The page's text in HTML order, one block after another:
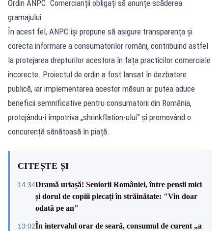
Ordin ANPC. Comercianții obligați să anunțe scăderea
gramajului
În acest fel, ANPC își propune să asigure transparența și
corecta informare a consumatorilor români, contribuind astfel
la protejarea drepturilor acestora în fața practicilor comerciale
incorecte. Proiectul de ordin a fost lansat în dezbatere
publică, iar implementarea acestor măsuri ar putea aduce
beneficii semnificative pentru consumatorii din România,
protejându-i împotriva „shrinkflation-ului” și promovând o
concurență sănătoasă în piață.
CITEȘTE ȘI
14:34Dramă uriașă! Seniorii României, între pensii mici
și dorul de copiii plecați în străinătate: "Vin doar
odată pe an"
13:02În intervalul orar de seară, consumul de curent „a